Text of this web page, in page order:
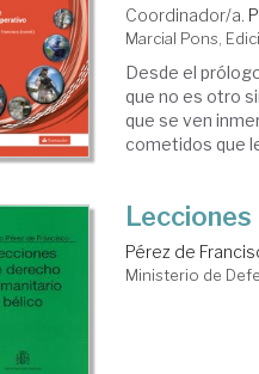
Coordinador/a.
Marcial Pons,
Desde el
que no es otro
que se ven
cometidos que
Pérez de
Ministerio de